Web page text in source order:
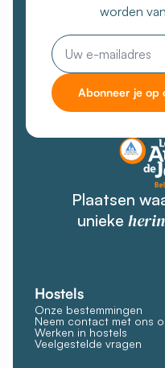
worden
E-
mail
Abonneer je op
Plaatsen
unieke
Hostels
Onze bestemmingen
Neem contact met ons
Werken in hostels
Veelgestelde vragen